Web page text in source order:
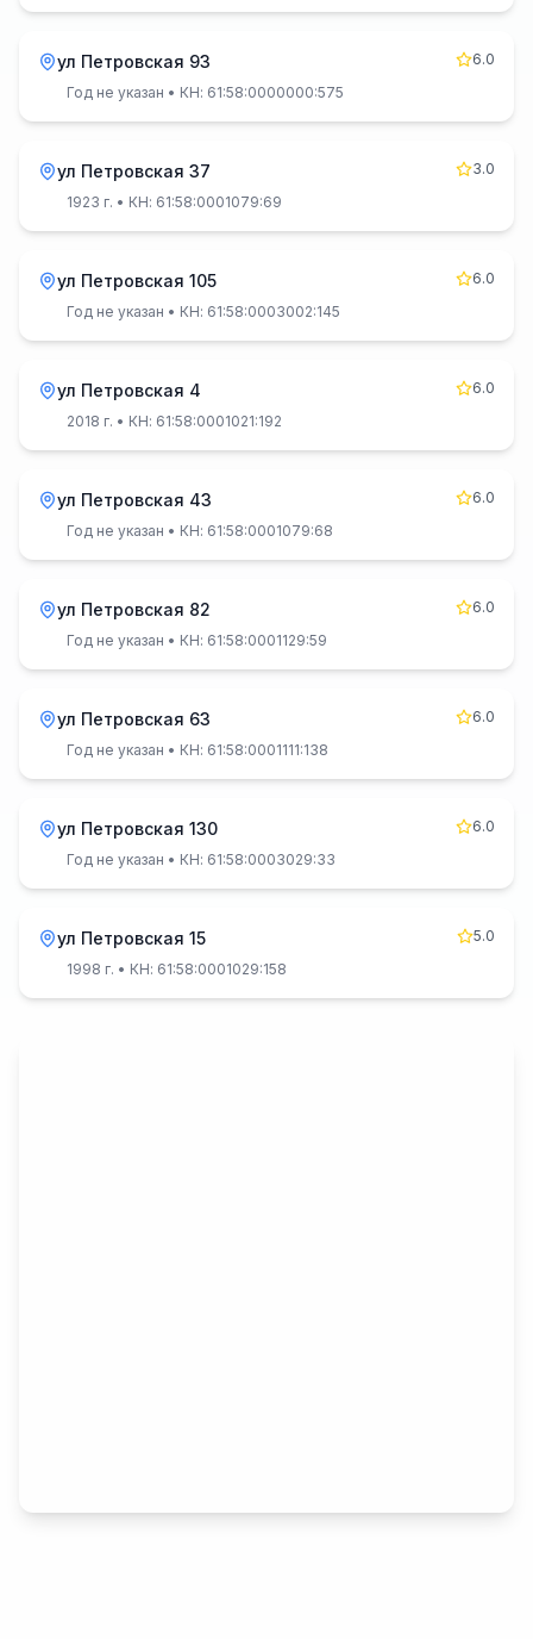
ул Петровская 93
6.0
Год не указан • КН: 61:58:0000000:575
ул Петровская 37
3.0
1923 г. • КН: 61:58:0001079:69
ул Петровская 105
6.0
Год не указан • КН: 61:58:0003002:145
ул Петровская 4
6.0
2018 г. • КН: 61:58:0001021:192
ул Петровская 43
6.0
Год не указан • КН: 61:58:0001079:68
ул Петровская 82
6.0
Год не указан • КН: 61:58:0001129:59
ул Петровская 63
6.0
Год не указан • КН: 61:58:0001111:138
ул Петровская 130
6.0
Год не указан • КН: 61:58:0003029:33
ул Петровская 15
5.0
1998 г. • КН: 61:58:0001029:158